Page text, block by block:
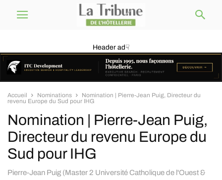
Header ad☟
Accueil Nominations
Nomination | Pierre-Jean Puig, Directeur du
revenu Europe du Sud pour IHG
Nomination | Pierre-Jean Puig,
Directeur du revenu Europe du
Sud pour IHG
Pierre-Jean Puig (Master 2 Université Catholique de l'Ouest &